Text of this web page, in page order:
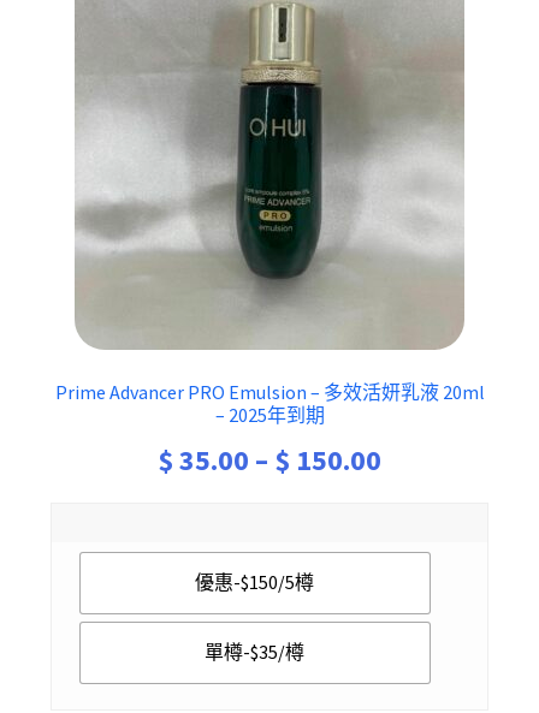
Prime Advancer PRO Emulsion – 多效活妍乳液 20ml
– 2025年到期
$35.00 – $ 150.00
$ 35.00
優惠-$150/5樽
單樽-$35/樽